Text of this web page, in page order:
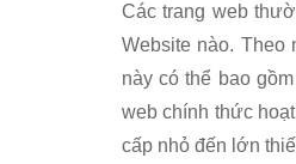
Các trang web
Website nào. Theo
này có thể bao
web chính thức
cấp nhỏ đến lớn